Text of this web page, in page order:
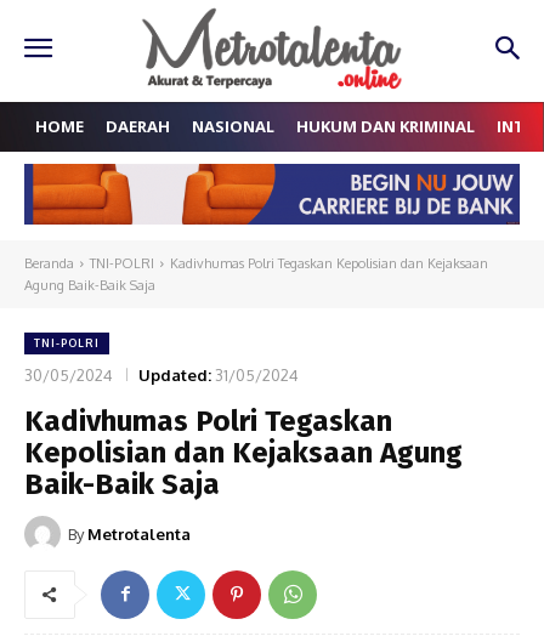
HOME DAERAH NASIONAL HUKUM DAN KRIMINAL
Beranda TNI-POLRI
Kadivhumas Polri Tegaskan Kepolisian dan Kejaksaan
Agung Baik-Baik Saja
TNI-POLRI
30/05/2024 Updated: 31/05/2024
Kadivhumas Polri Tegaskan
Kepolisian dan Kejaksaan Agung
Baik-Baik Saja
By Metrotalenta